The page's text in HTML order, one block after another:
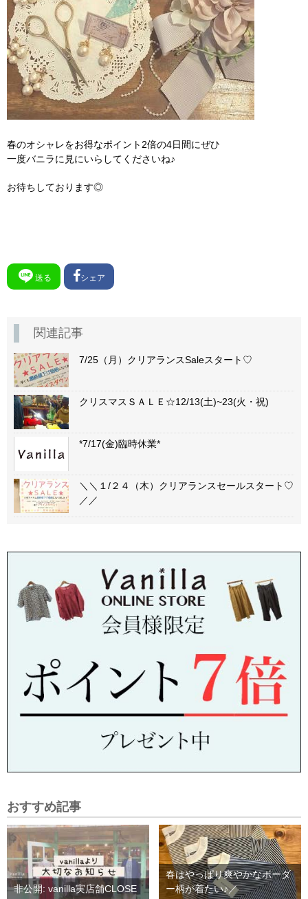
春のオシャレをお得なポイント2倍の4日間にぜひ
一度バニラに見にいらしてくださいね♪
お待ちしております◎
送る シェア
関連記事
7/25（月）クリアランスSaleスタート♡
クリスマスＳＡＬＥ☆12/13(土)~23(火・祝)
*7/17(金)臨時休業*
＼＼１/２４（木）クリアランスセールスタート♡
／／
おすすめ記事
非公開: vanilla実店舗CLOSE
春はやっぱり爽やかなボーダ
ー柄が着たい♪／